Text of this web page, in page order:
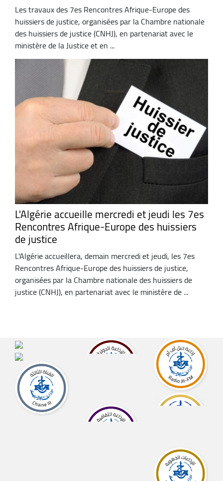
Les travaux des 7es Rencontres Afrique-Europe des
huissiers de justice, organisées par la Chambre nationale
des huissiers de justice (CNHJ), en partenariat avec le
ministère de la Justice et en ...
L'Algérie accueille mercredi et jeudi les 7es
Rencontres Afrique-Europe des huissiers
de justice
L'Algérie accueillera, demain mercredi et jeudi, les 7es
Rencontres Afrique-Europe des huissiers de justice,
organisées par la Chambre nationale des huissiers de
justice (CNHJ), en partenariat avec le ministère de ...